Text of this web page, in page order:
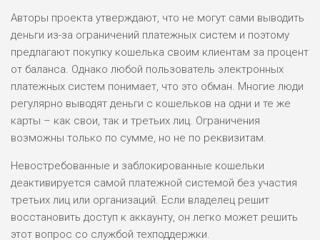
Авторы проекта утверждают, что не могут сами выводить
деньги из-за ограничений платежных систем и поэтому
предлагают покупку кошелька своим клиентам за процент
от баланса. Однако любой пользователь электронных
платежных систем понимает, что это обман. Многие люди
регулярно выводят деньги с кошельков на одни и те же
карты – как свои, так и третьих лиц. Ограничения
возможны только по сумме, но не по реквизитам.
Невостребованные и заблокированные кошельки
деактивируется самой платежной системой без участия
третьих лиц или организаций. Если владелец решит
восстановить доступ к аккаунту, он легко может решить
этот вопрос со службой техподдержки.